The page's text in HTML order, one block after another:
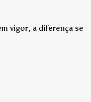
vigor, a diferença se